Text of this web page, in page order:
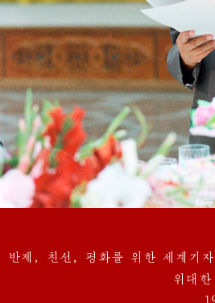
반제, 친선, 평화를 위한 세계기
위대